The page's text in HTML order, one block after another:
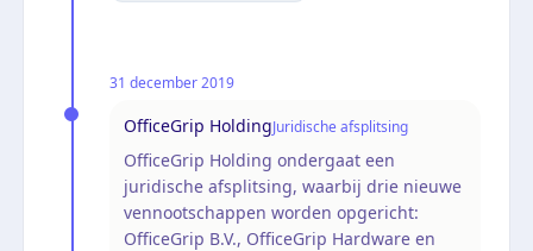
31 december 2019
OfficeGrip HoldingJuridische afsplitsing
OfficeGrip Holding ondergaat een
juridische afsplitsing, waarbij drie nieuwe
vennootschappen worden opgericht:
OfficeGrip B.V., OfficeGrip Hardware en